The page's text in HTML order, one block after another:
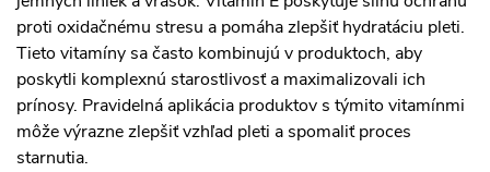
proti oxidačnému stresu a pomáha zlepšiť hydratáciu pleti.
Tieto vitamíny sa často kombinujú v produktoch, aby
poskytli komplexnú starostlivosť a maximalizovali ich
prínosy. Pravidelná aplikácia produktov s týmito vitamínmi
môže výrazne zlepšiť vzhľad pleti a spomaliť proces
starnutia.